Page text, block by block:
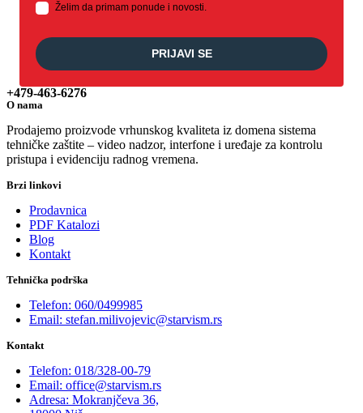
Želim da primam ponude i novosti.
PRIJAVI SE
+479-463-6276
O nama
Prodajemo proizvode vrhunskog kvaliteta iz domena sistema
tehničke zaštite – video nadzor, interfone i uređaje za kontrolu
pristupa i evidenciju radnog vremena.
Brzi linkovi
Prodavnica
PDF Katalozi
Blog
Kontakt
Tehnička podrška
Telefon: 060/0499985
Email: stefan.milivojevic@starvism.rs
Kontakt
Telefon: 018/328-00-79
Email: office@starvism.rs
Adresa: Mokranjčeva 36,